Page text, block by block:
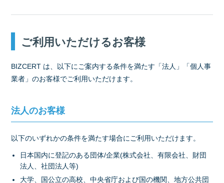
ご利用いただけるお客様
BIZCERT は、以下にご案内する条件を満たす「法人」「個人事
業者」のお客様でご利用いただけます。
法人のお客様
以下のいずれかの条件を満たす場合にご利用いただけます。
日本国内に登記のある団体/企業(株式会社、有限会社、財団
法人、社団法人等)
大学、国公立の高校、中央省庁および国の機関、地方公共団